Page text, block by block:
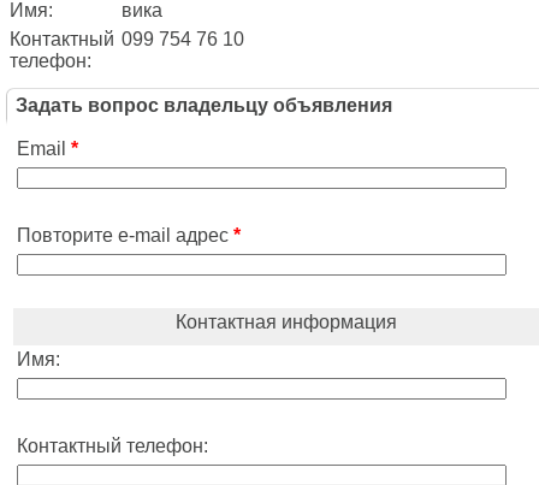
Имя:
вика
Контактный
телефон:
099 754 76 10
Задать вопрос владельцу объявления
Email *
Повторите e-mail адрес *
Контактная информация
Имя:
Контактный телефон: